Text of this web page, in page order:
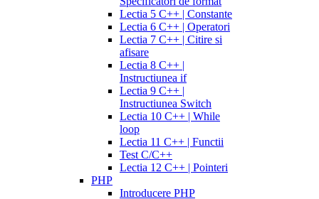
Lectia 5 C++ | Constante
Lectia 6 C++ | Operatori
Lectia 7 C++ | Citire si
afisare
Lectia 8 C++ |
Instructiunea if
Lectia 9 C++ |
Instructiunea Switch
Lectia 10 C++ | While
loop
Lectia 11 C++ | Functii
Test C/C++
Lectia 12 C++ | Pointeri
PHP
Introducere PHP